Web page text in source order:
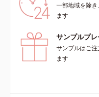
一部地域を除
ます
サンプルプレ
サンプルはご
ます